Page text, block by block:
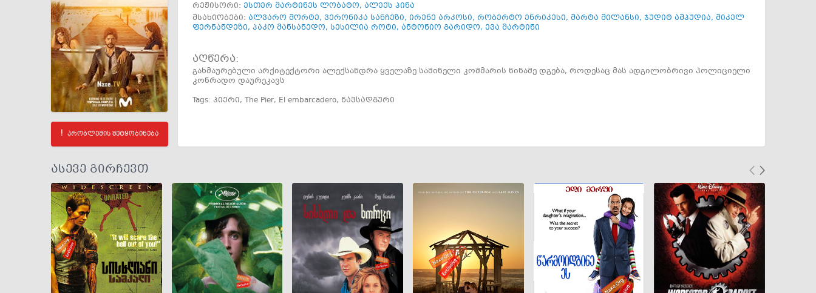
პრობლემის შეტყობინება
რეჟისორი: ესთერ მარტინეს ლობატო, ალექს პინა
მსახიობები: ალვარო მორტე, ვერონიკა სანჩეზი, ირენე არკოსი, რობერტო ენრიკესი, მარტა მილანსი, ჯუდიტ ამპუდია, მიკელ
ფერნანდეზი, პაკო მანსანედო, სესილია როტი, ანტონიო გარიდო, ევა მარტინი
აღწერა:
გახმაურებული არქიტექტორი ალექსანდრა ყველაზე საშინელი კოშმარის წინაშე დგება, როდესაც მას ადგილობრივი პოლიციელი
კონრადო დაურეკავს
Tags: პიერი, The Pier, El embarcadero, ნავსადგური
ასევე გირჩევთ